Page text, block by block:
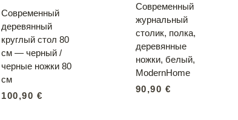
Современный
деревянный
круглый стол 80
см — черный /
черные ножки 80
см
100,90 €
Современный
журнальный
столик, полка,
деревянные
ножки, белый,
ModernHome
90,90 €